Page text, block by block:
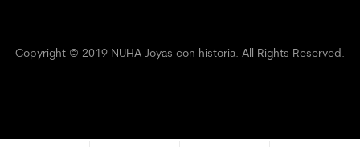
Copyright © 2019 NUHA Joyas con historia. All Rights Reserved.